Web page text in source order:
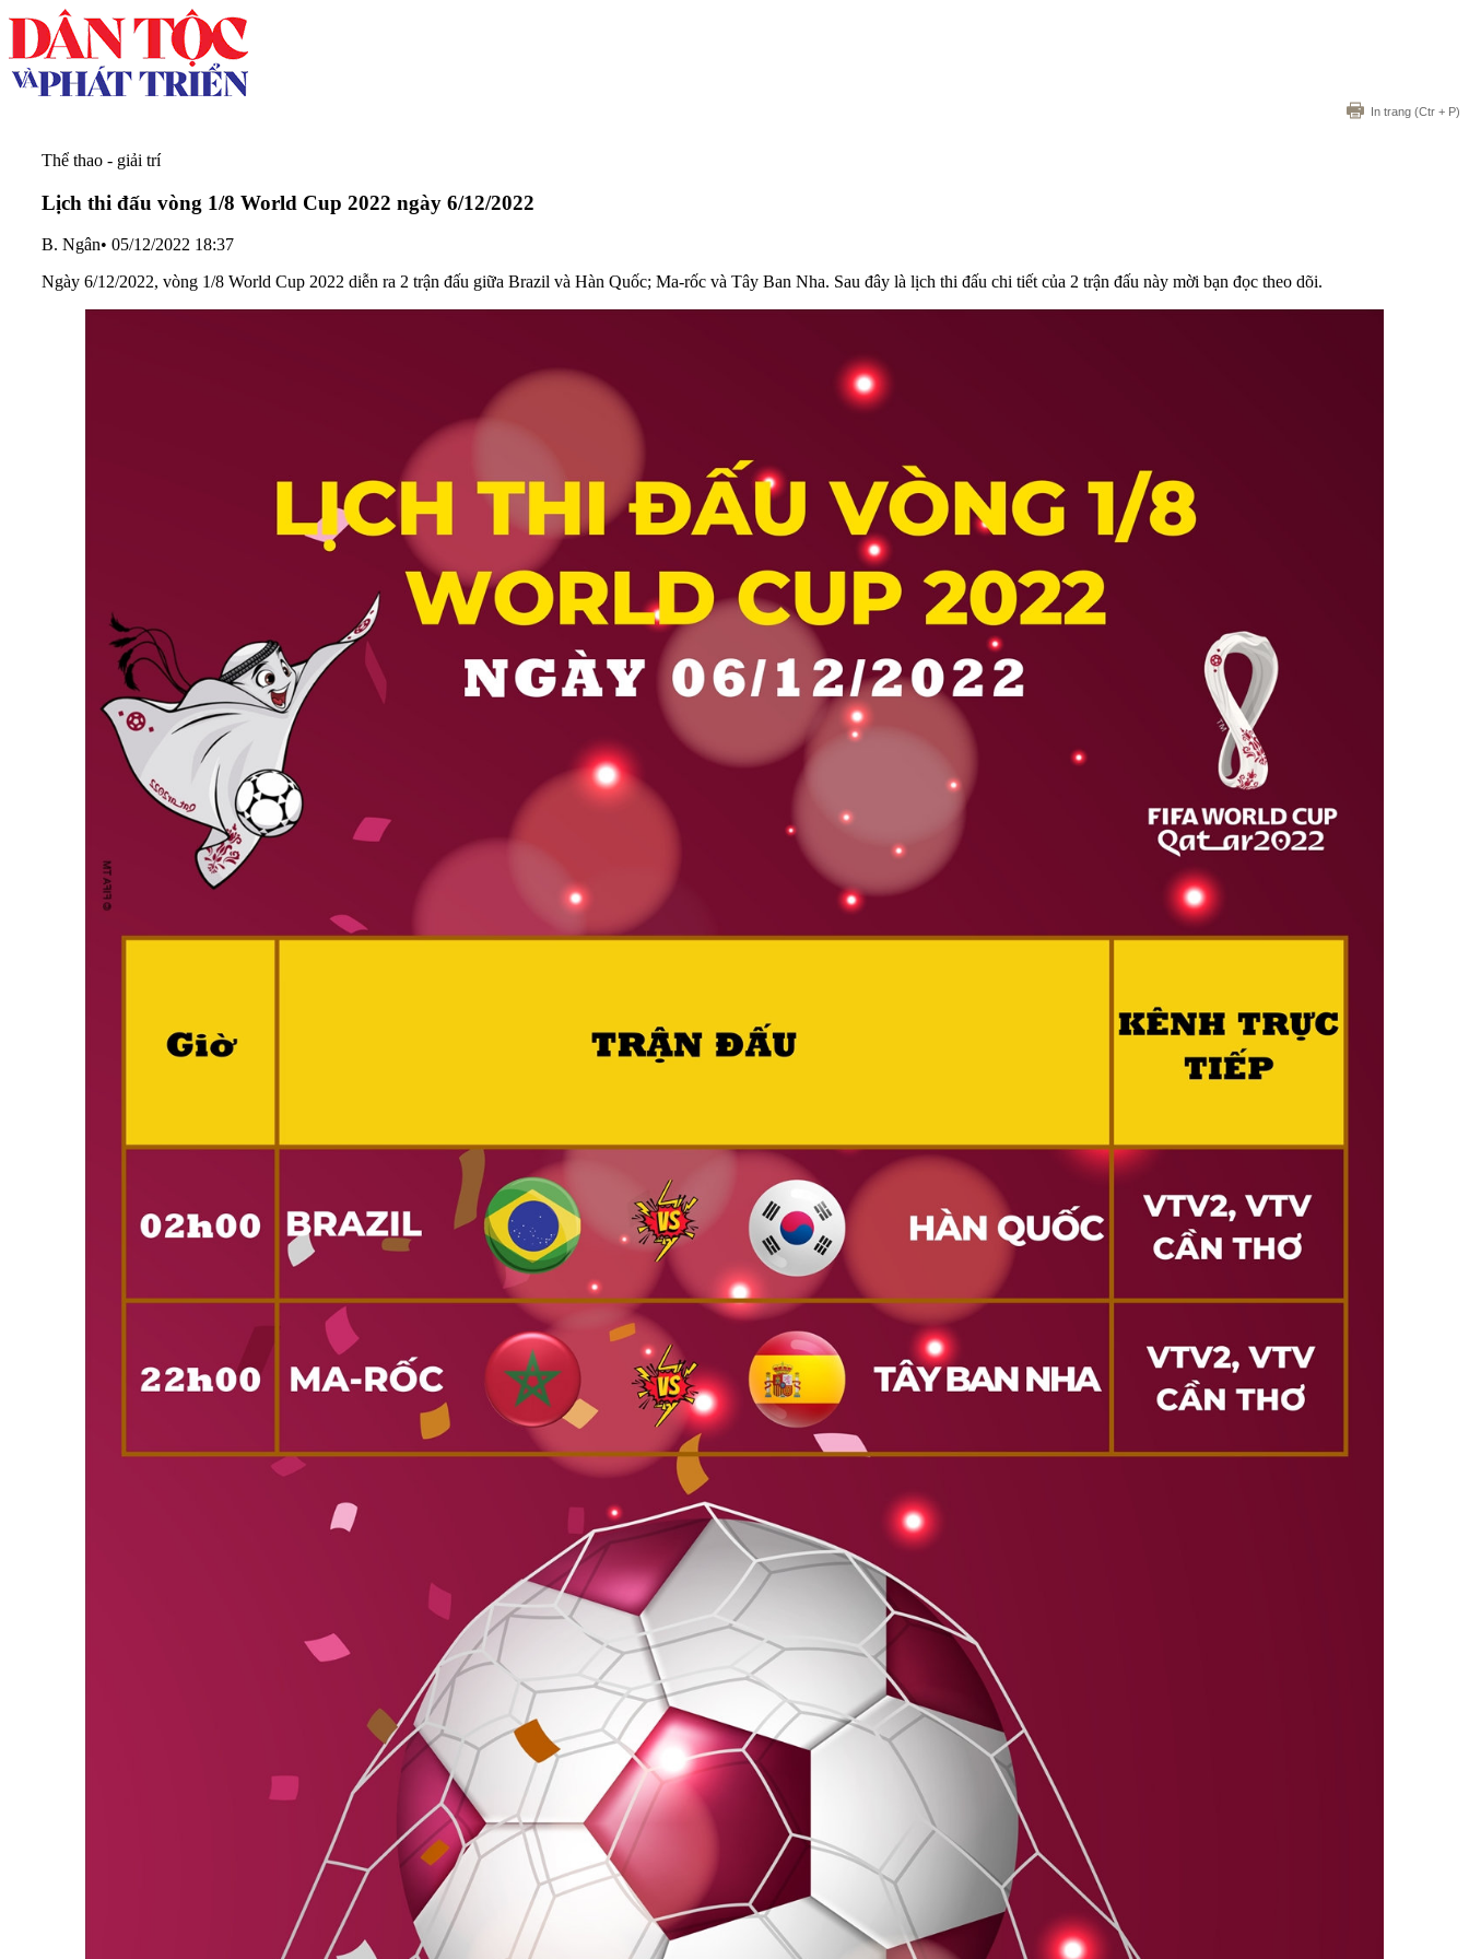
In trang (Ctr + P)
Thể thao - giải trí
Lịch thi đấu vòng 1/8 World Cup 2022 ngày 6/12/2022
B. Ngân• 05/12/2022 18:37
Ngày 6/12/2022, vòng 1/8 World Cup 2022 diễn ra 2 trận đấu giữa Brazil và Hàn Quốc; Ma-rốc và Tây Ban Nha. Sau đây là lịch thi đấu chi tiết của 2 trận đấu này mời bạn đọc theo dõi.